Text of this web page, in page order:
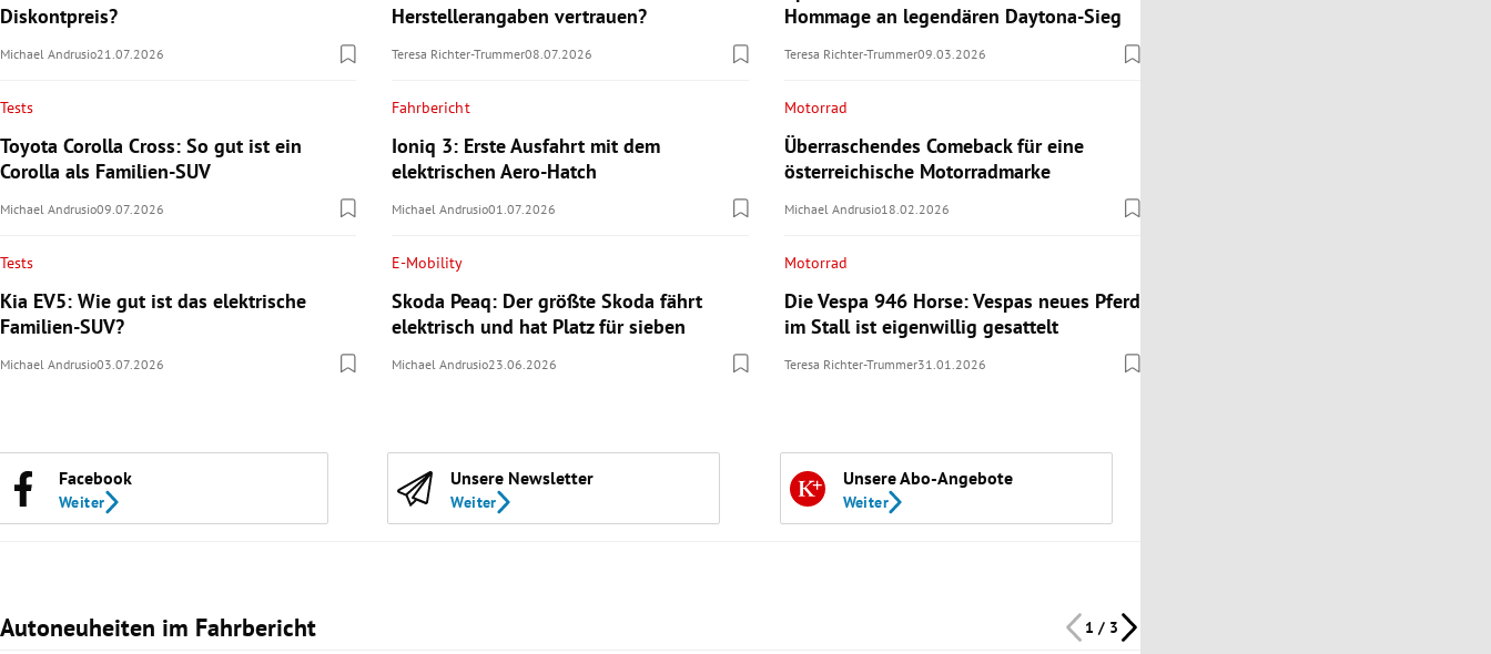
Diskontpreis?
Michael Andrusio21.07.2026
Tests
Toyota Corolla Cross: So gut ist ein
Corolla als Familien-SUV
Michael Andrusio09.07.2026
Tests
Kia EV5: Wie gut ist das elektrische
Familien-SUV?
Michael Andrusio03.07.2026
Herstellerangaben vertrauen?
Teresa Richter-Trummer08.07.2026
Fahrbericht
Ioniq 3: Erste Ausfahrt mit dem
elektrischen Aero-Hatch
Michael Andrusio01.07.2026
E-Mobility
Skoda Peaq: Der größte Skoda fährt
elektrisch und hat Platz für sieben
Michael Andrusio23.06.2026
Hommage an legendären Daytona-Sieg
Teresa Richter-Trummer09.03.2026
Motorrad
Überraschendes Comeback für eine
österreichische Motorradmarke
Michael Andrusio18.02.2026
Motorrad
Die Vespa 946 Horse: Vespas neues Pferd
im Stall ist eigenwillig gesattelt
Teresa Richter-Trummer31.01.2026
Facebook
Weiter
Unsere Newsletter
Weiter
Unsere Abo-Angebote
Weiter
Autoneuheiten im Fahrbericht 1 / 3
Slide 1 von 3